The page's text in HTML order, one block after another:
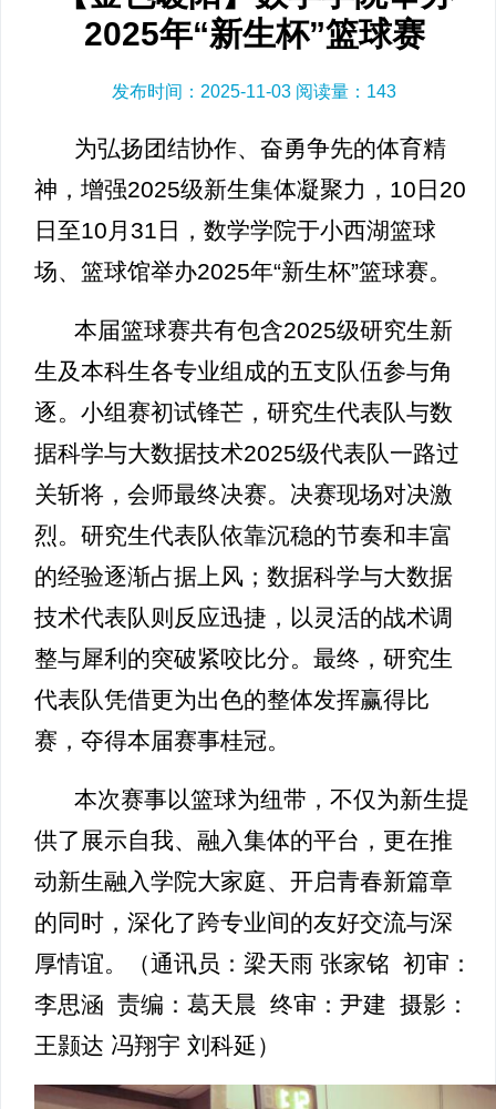
2025年“新生杯”篮球赛
发布时间：2025-11-03 阅读量： 143
为弘扬团结协作、奋勇争先的体育精
神，增强2025级新生集体凝聚力，10日20
日至10月31日，数学学院于小西湖篮球
场、篮球馆举办2025年“新生杯”篮球赛。
本届篮球赛共有包含2025级研究生新
生及本科生各专业组成的五支队伍参与角
逐。小组赛初试锋芒，研究生代表队与数
据科学与大数据技术2025级代表队一路过
关斩将，会师最终决赛。决赛现场对决激
烈。研究生代表队依靠沉稳的节奏和丰富
的经验逐渐占据上风；数据科学与大数据
技术代表队则反应迅捷，以灵活的战术调
整与犀利的突破紧咬比分。最终，研究生
代表队凭借更为出色的整体发挥赢得比
赛，夺得本届赛事桂冠。
本次赛事以篮球为纽带，不仅为新生提
供了展示自我、融入集体的平台，更在推
动新生融入学院大家庭、开启青春新篇章
的同时，深化了跨专业间的友好交流与深
厚情谊。（通讯员：梁天雨 张家铭 初审：
李思涵 责编：葛天晨 终审：尹建 摄影：
王颢达 冯翔宇 刘科延）